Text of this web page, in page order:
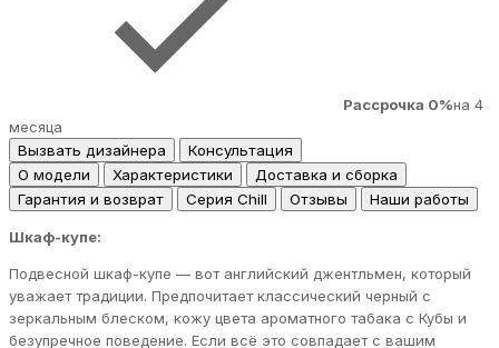
Рассрочка 0%на 4
месяца
Вызвать дизайнера
Консультация
О модели
Характеристики
Доставка и сборка
Гарантия и возврат
Серия Chill Отзывы Наши работы
Шкаф-купе:
Подвесной шкаф-купе — вот английский джентльмен, который
уважает традиции. Предпочитает классический черный с
зеркальным блеском, кожу цвета ароматного табака с Кубы и
безупречное поведение. Если всё это совпадает с вашим